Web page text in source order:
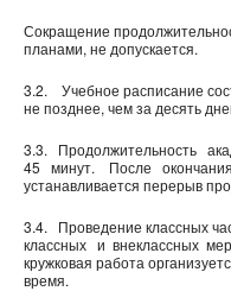
Сокращение
планами, не допускается.
3.2. Учебное расписание
не позднее, чем за десять
3.3. Продолжительность
45 минут. После окончания
устанавливается перерыв
3.4. Проведение классных
классных и внеклассных
кружковая работа
время.